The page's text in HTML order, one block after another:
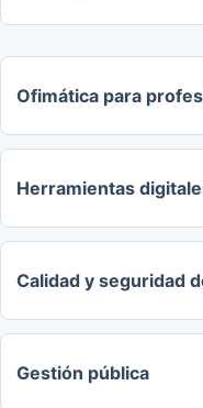
Ofimática para
Herramientas
Calidad y seguridad
Gestión pública